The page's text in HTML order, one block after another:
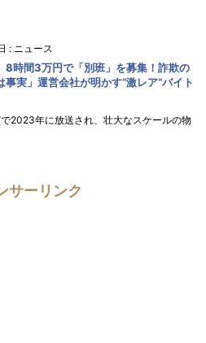
: ニュース
8時間3万円で「別班」を募集！詐欺の
事実」運営会社が明かす“激レア”バイト
2023年に放送され、壮大なスケールの物
サーリンク